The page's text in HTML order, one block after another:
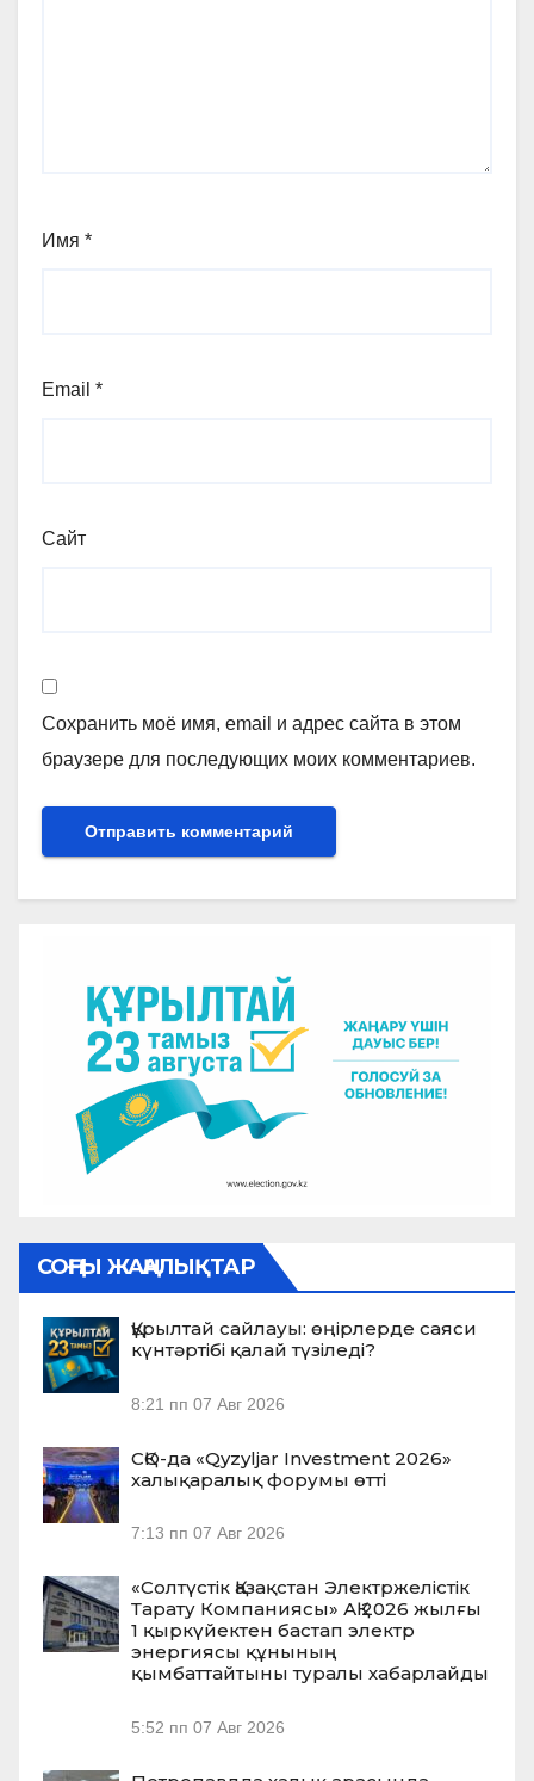
Имя *
Email *
Сайт
Сохранить моё имя, email и адрес сайта в этом
браузере для последующих моих комментариев.
СОҢҒЫ ЖАҢАЛЫҚТАР
Құрылтай сайлауы: өңірлерде саяси
күнтәртібі қалай түзіледі?
8:21 пп 07 Авг 2026
СҚО-да «Qyzyljar Investment 2026»
халықаралық форумы өтті
7:13 пп 07 Авг 2026
«Солтүстік Қазақстан Электржелістік
Тарату Компаниясы» АҚ 2026 жылғы
1 қыркүйектен бастап электр
энергиясы құнының
қымбаттайтыны туралы хабарлайды
5:52 пп 07 Авг 2026